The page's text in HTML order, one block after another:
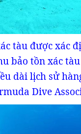
tàu được xác
bảo tồn xác
dài lịch sử
Dive